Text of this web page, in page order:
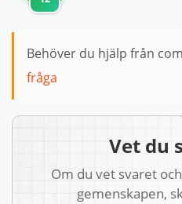
Behöver du hjälp från
fråga
Vet du
Om du vet svaret
gemenskapen,